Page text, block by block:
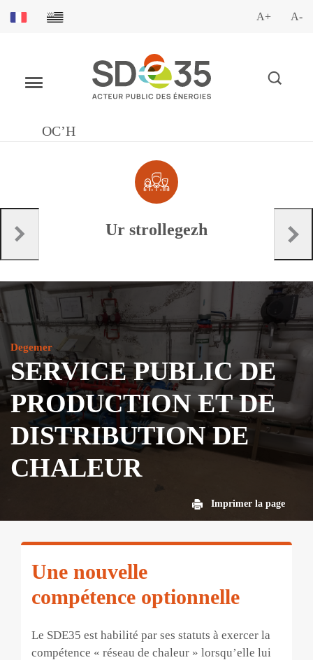
A+ A-
OC’H
Ur strollegezh
Degemer
SERVICE PUBLIC DE
PRODUCTION ET DE
DISTRIBUTION DE
CHALEUR
Imprimer la page
Une nouvelle
compétence optionnelle
Le SDE35 est habilité par ses statuts à exercer la
compétence « réseau de chaleur » lorsqu’elle lui